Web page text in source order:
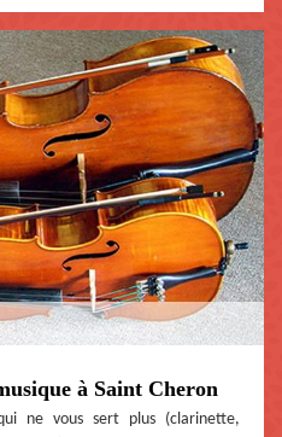
à Saint Cheron
ne vous sert plus (clarinette,